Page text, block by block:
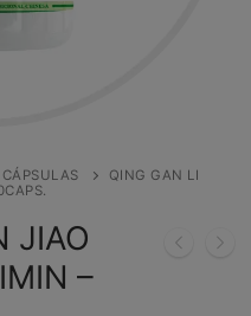
CÁPSULAS
QING GAN LI
JIAO
–